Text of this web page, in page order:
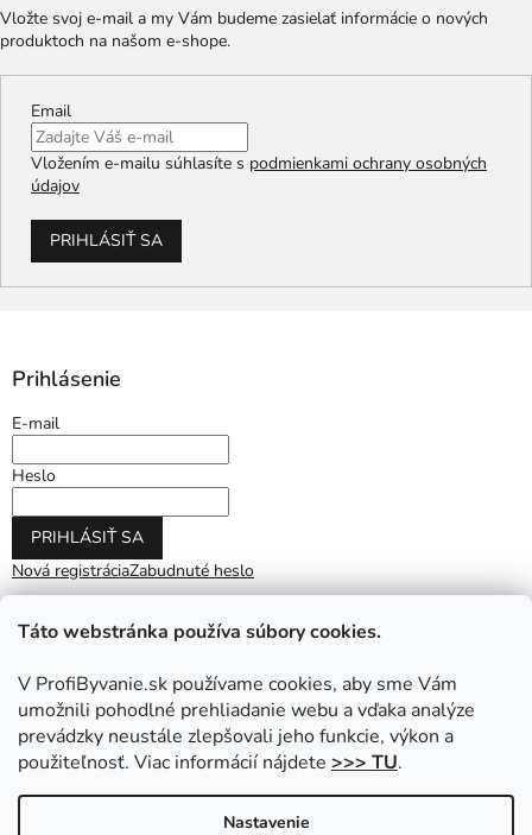
Táto webstránka používa súbory cookies.
V ProfiByvanie.sk používame cookies, aby sme Vám
umožnili pohodlné prehliadanie webu a vďaka analýze
prevádzky neustále zlepšovali jeho funkcie, výkon a
použiteľnosť. Viac informácií nájdete >>> TU.
Nastavenie
Vložte svoj e-mail a my Vám budeme zasielať informácie o nových
produktoch na našom e-shope.
Email
Vložením e-mailu súhlasíte s podmienkami ochrany osobných
údajov
PRIHLÁSIŤ SA
Prihlásenie
E-mail
Heslo
PRIHLÁSIŤ SA
Nová registráciaZabudnuté heslo